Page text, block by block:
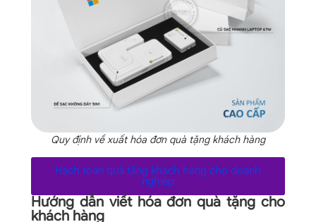
Quy định về xuất hóa đơn quà tặng khách hàng
Hạch toán quà tặng khách hàng cho doanh
nghiệp
Hướng dẫn viết hóa đơn quà tặng cho
khách hàng